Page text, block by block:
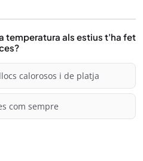
temperatura als estius t'ha fet
calorosos i de platja
com sempre